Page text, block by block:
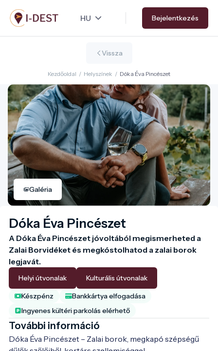
Ugrás
a
tartalomra
Bejelentkezés
Vissza
Kezdőoldal / Helyszínek / Dóka Éva Pincészet
Galéria
Dóka Éva Pincészet
A Dóka Éva Pincészet jóvoltából megismerheted a
Zalai Borvidéket és megkóstolhatod a zalai borok
legjavát.
Helyi útvonalak Kulturális útvonalak
Készpénz
Bankkártya elfogadása
Ingyenes kültéri parkolás elérhető
További információ
Dóka Éva Pincészet – Zalai borok, megkapó szépségű